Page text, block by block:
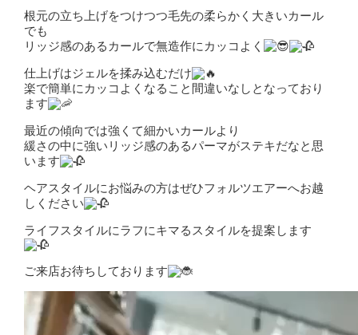
根元の立ち上げをつけつつ毛先の柔らかく大きいカール
でも
リッジ感のあるカールで無造作にカッコよく
仕上げはジェルを揉み込むだけ
楽で簡単にカッコよくなること間違いなしとなっており
ます
最近の傾向では強くて細かいカールより
緩さの中に強いリッジ感のあるパーマがステキだなと思
います
ヘアスタイルにお悩みの方はぜひフォルツエアーへお越
しください
ライフスタイルにラフにキマるスタイルを提案します
ご来店お待ちしております